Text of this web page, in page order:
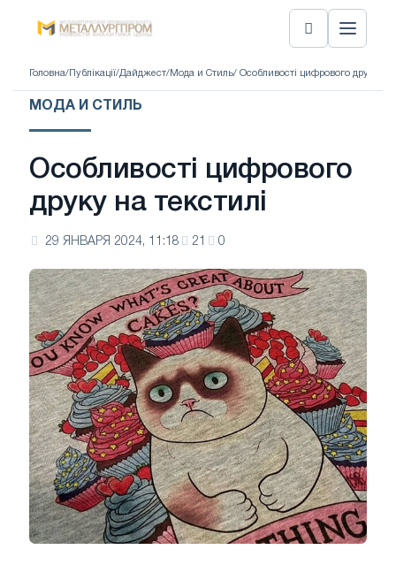
Головна/ Публікації/Дайджест/ Мода и Стиль/ Особливості цифрового друку на
МОДА И СТИЛЬ
Особливості цифрового
друку на текстилі
29 ЯНВАРЯ 2024, 11:18 21 0